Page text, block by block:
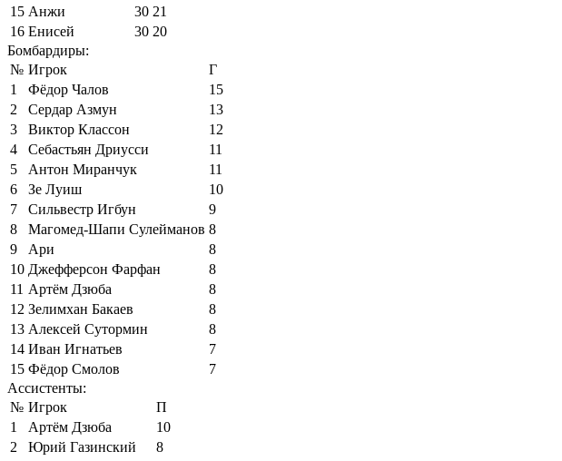
15 Анжи 30 21
16 Енисей 30 20
Бомбардиры:
№ Игрок
Г
1
Фёдор Чалов
15
2
Сердар Азмун
13
3
Виктор Классон
12
4
Себастьян Дриусси
11
5
Антон Миранчук
11
6
Зе Луиш
10
7
Сильвестр Игбун
9
8
Магомед-Шапи Сулейманов 8
9
Ари
8
10 Джефферсон Фарфан
8
11 Артём Дзюба
8
12 Зелимхан Бакаев
8
13 Алексей Сутормин
8
14 Иван Игнатьев
7
15 Фёдор Смолов
7
Ассистенты:
№ Игрок
П
1
Артём Дзюба
10
2
Юрий Газинский
8